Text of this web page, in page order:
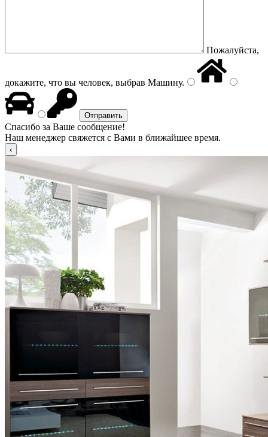
Пожалуйста,
докажите, что вы человек, выбрав Машину.
Спасибо за Ваше сообщение!
Наш менеджер свяжется с Вами в ближайшее время.